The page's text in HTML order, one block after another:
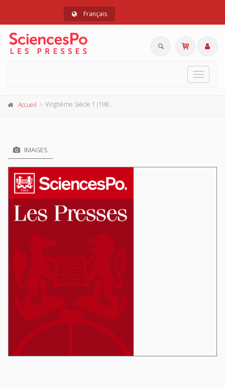
Français
Toggle
Accueil Vingtième Siècle 1 (1984-1)
IMAGES